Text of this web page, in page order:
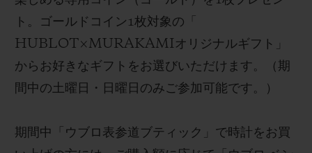
ト。ゴールドコイン 1枚対象の
HUBLOT×MURAKAMI オリジナルギフト
からお好きなギフトをお選びいただけます。
（期
間中の土曜日・日曜日のみご参加可能です。）
期間中 「ウブロ表参道ブティック」で時計をお買